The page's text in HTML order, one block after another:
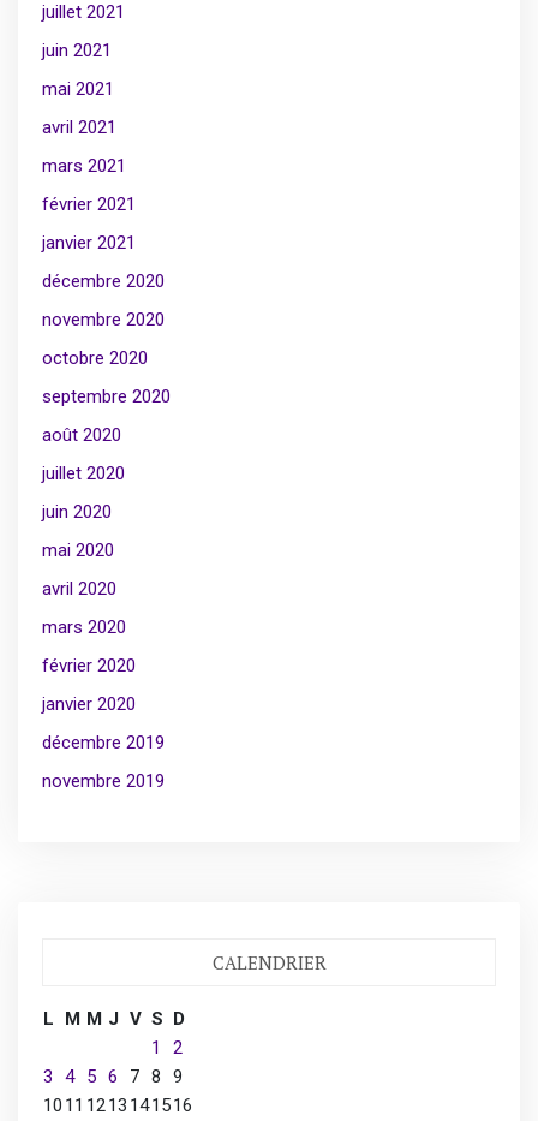
juillet 2021
juin 2021
mai 2021
avril 2021
mars 2021
février 2021
janvier 2021
décembre 2020
novembre 2020
octobre 2020
septembre 2020
août 2020
juillet 2020
juin 2020
mai 2020
avril 2020
mars 2020
février 2020
janvier 2020
décembre 2019
novembre 2019
CALENDRIER
L M M J V S
D
1
2
3
4 5 6 7 8
9
10 11 1213 141516